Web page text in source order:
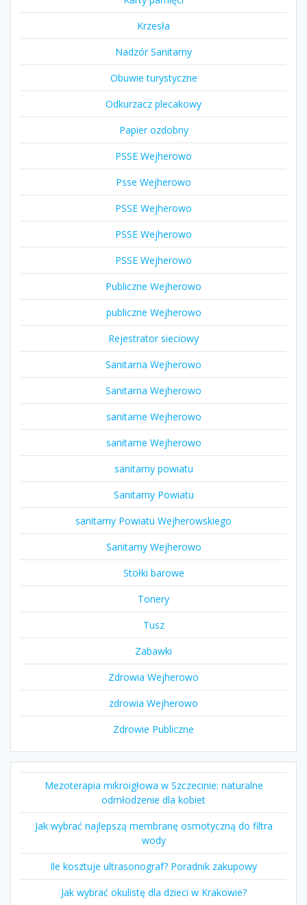
Krzesła
Nadzór Sanitarny
Obuwie turystyczne
Odkurzacz plecakowy
Papier ozdobny
PSSE Wejherowo
Psse Wejherowo
PSSE Wejherowo
PSSE Wejherowo
PSSE Wejherowo
Publiczne Wejherowo
publiczne Wejherowo
Rejestrator sieciowy
Sanitarna Wejherowo
Sanitarna Wejherowo
sanitarne Wejherowo
sanitarne Wejherowo
sanitarny powiatu
Sanitarny Powiatu
sanitarny Powiatu Wejherowskiego
Sanitarny Wejherowo
Stołki barowe
Tonery
Tusz
Zabawki
Zdrowia Wejherowo
zdrowia Wejherowo
Zdrowie Publiczne
Mezoterapia mikroigłowa w Szczecinie: naturalne
odmłodzenie dla kobiet
Jak wybrać najlepszą membranę osmotyczną do filtra
wody
Ile kosztuje ultrasonograf? Poradnik zakupowy
Jak wybrać okulistę dla dzieci w Krakowie?